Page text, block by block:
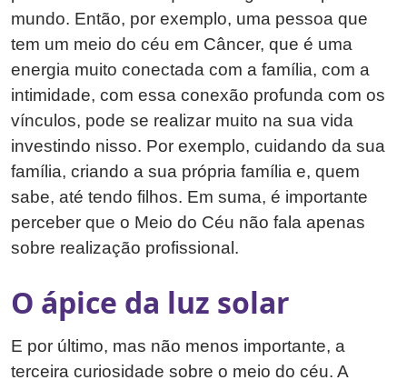
mundo. Então, por exemplo, uma pessoa que
tem um meio do céu em Câncer, que é uma
energia muito conectada com a família, com a
intimidade, com essa conexão profunda com os
vínculos, pode se realizar muito na sua vida
investindo nisso. Por exemplo, cuidando da sua
família, criando a sua própria família e, quem
sabe, até tendo filhos. Em suma, é importante
perceber que o Meio do Céu não fala apenas
sobre realização profissional.
O ápice da luz solar
E por último, mas não menos importante, a
terceira curiosidade sobre o meio do céu. A